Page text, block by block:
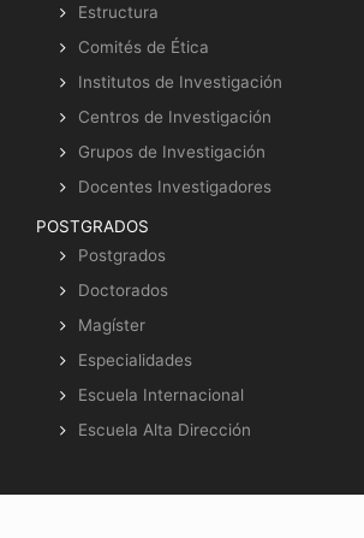
Estructura
Comités de Ética
Institutos de Investigación
Centros de Investigación
Grupos de Investigación
Docentes Investigadores
POSTGRADOS
Postgrados
Doctorados
Magíster
Especialidades
Escuela Internacional
Escuela Alta Dirección